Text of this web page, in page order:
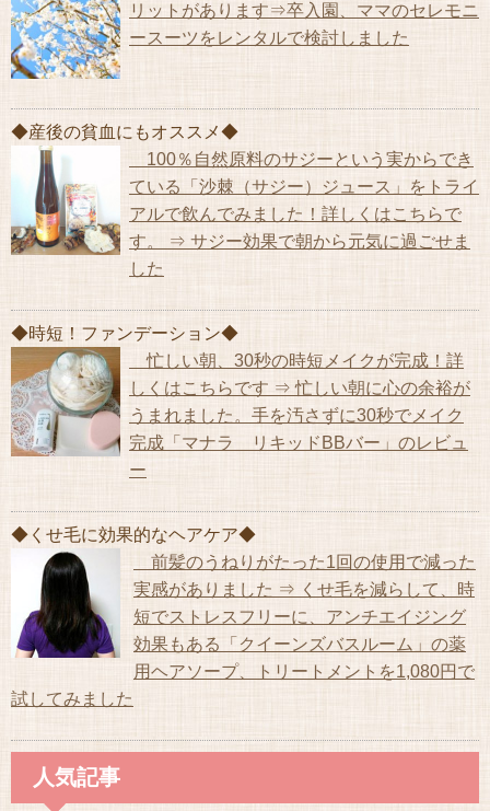
リットがあります⇒卒入園、ママのセレモニ
ースーツをレンタルで検討しました
◆産後の貧血にもオススメ◆
100％自然原料のサジーという実からでき
ている「沙棘（サジー）ジュース」をトライ
アルで飲んでみました！詳しくはこちらで
す。 ⇒ サジー効果で朝から元気に過ごせま
した
◆時短！ファンデーション◆
忙しい朝、30秒の時短メイクが完成！詳
しくはこちらです ⇒ 忙しい朝に心の余裕が
うまれました。手を汚さずに30秒でメイク
完成「マナラ リキッドBBバー」のレビュ
ー
◆くせ毛に効果的なヘアケア◆
前髪のうねりがたった1回の使用で減った
実感がありました ⇒ くせ毛を減らして、時
短でストレスフリーに、アンチエイジング
効果もある「クイーンズバスルーム」の薬
用ヘアソープ、トリートメントを1,080円で
試してみました
人気記事